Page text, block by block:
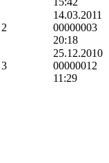
2
14.03.2011
00000003
20:18
3
25.12.2010
00000012
11:29